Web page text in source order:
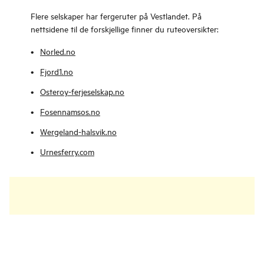
Flere selskaper har fergeruter på Vestlandet. På
nettsidene til de forskjellige finner du ruteoversikter:
Norled.no
Fjord1.no
Osteroy-ferjeselskap.no
Fosennamsos.no
Wergeland-halsvik.no
Urnesferry.com